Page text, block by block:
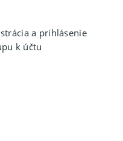
a prihlásenie
k účtu